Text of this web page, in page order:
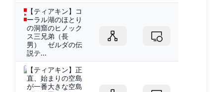
【ティアキン】コ
ーラル湖のほとり
の洞窟のヒノック
ス三兄弟（長
男） ゼルダの伝
説テ...
【ティアキン】正
直、始まりの空島
が一番大きな空島